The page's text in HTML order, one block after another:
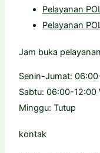
Pelayanan
Pelayanan
Jam buka pelayanan
Senin-Jumat:
Sabtu: 06:00-12:00
Minggu: Tutup
kontak